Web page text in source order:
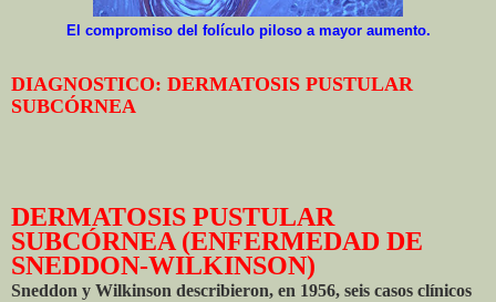
El compromiso del folículo piloso a mayor aumento.
DIAGNOSTICO: DERMATOSIS PUSTULAR
SUBCÓRNEA
DERMATOSIS PUSTULAR
SUBCÓRNEA (ENFERMEDAD DE
SNEDDON-WILKINSON)
Sneddon y Wilkinson describieron, en 1956, seis casos clínicos